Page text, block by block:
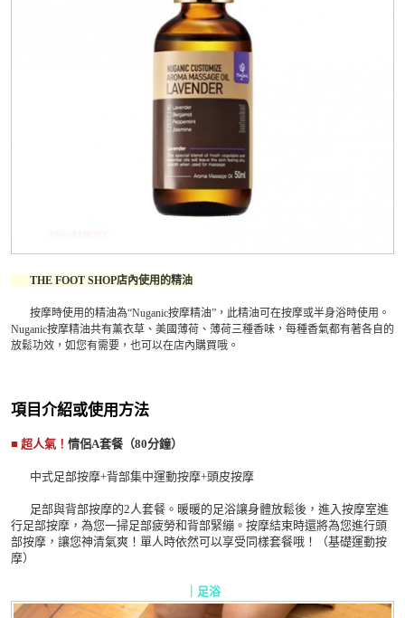
THE FOOT SHOP店內使用的精油
按摩時使用的精油為“Nuganic按摩精油”，此精油可在按摩或半身浴時使用。
Nuganic按摩精油共有薰衣草、美國薄荷、薄荷三種香味，每種香氣都有著各自的
放鬆功效，如您有需要，也可以在店內購買哦。
項目介紹或使用方法
■ 超人氣 ！ 情侶A套餐（80分鐘）
中式足部按摩+背部集中運動按摩+頭皮按摩
足部與背部按摩的2人套餐。暖暖的足浴讓身體放鬆後，進入按摩室進
行足部按摩，為您一掃足部疲勞和背部緊繃。按摩結束時還將為您進行頭
部按摩，讓您神清氣爽！單人時依然可以享受同樣套餐哦！（基礎運動按
摩）
｜足浴